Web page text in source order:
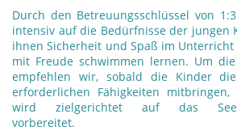
Durch den Betreuungsschlüssel von
intensiv auf die Bedürfnisse der jungen
ihnen Sicherheit und Spaß im
mit Freude schwimmen lernen. Um
empfehlen wir, sobald die Kinder
erforderlichen Fähigkeiten
wird zielgerichtet auf das
vorbereitet.